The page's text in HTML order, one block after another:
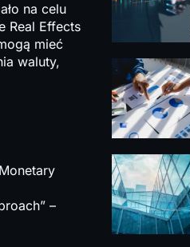
na celu
Real Effects
mieć
waluty,
–